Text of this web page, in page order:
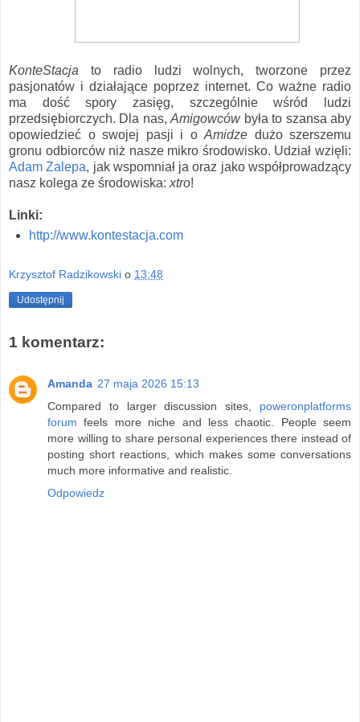
KonteStacja to radio ludzi wolnych, tworzone przez
pasjonatów i działające poprzez internet. Co ważne radio
ma dość spory zasięg, szczególnie wśród ludzi
przedsiębiorczych. Dla nas,Amigowcówbyła to szansa aby
opowiedzieć o swojej pasji i o Amidze dużo szerszemu
gronu odbiorców niż nasze mikro środowisko. Udział wzięli:
Adam Zalepa, jak wspomniał ja oraz jako współprowadzący
nasz kolega ze środowiska: xtro!
Linki:
http://www.kontestacja.com
Krzysztof Radzikowski o 13:48
Udostępnij
1 komentarz:
Amanda 27 maja 2026 15:13
Compared to larger discussion sites, poweronplatforms
forum feels more niche and less chaotic. People seem
more willing to share personal experiences there instead of
posting short reactions, which makes some conversations
much more informative and realistic.
Odpowiedz